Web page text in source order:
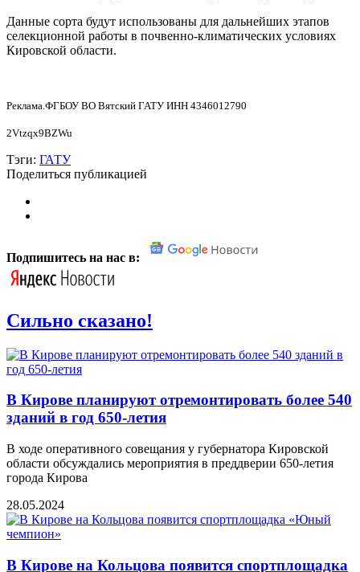
Данные сорта будут использованы для дальнейших этапов
селекционной работы в почвенно-климатических условиях
Кировской области.
Реклама.ФГБОУ ВО Вятский ГАТУ ИНН 4346012790
2Vtzqx9BZWu
Тэги: ГАТУ
Поделиться публикацией
Подпишитесь на нас в:
Сильно сказано!
В Кирове планируют отремонтировать более 540
зданий в год 650-летия
В ходе оперативного совещания у губернатора Кировской
области обсуждались мероприятия в преддверии 650-летия
города Кирова
28.05.2024
В Кирове на Кольцова появится спортплощадка